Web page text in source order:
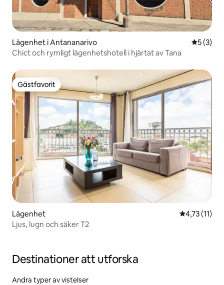
Lägenhet i Antananarivo 5 av 5 i
5 (3)
Chict och rymligt lägenhetshotell i hjärtat av Tana
Gästfavorit
Gästfavorit
Lägenhet 4,73 av 5 i
4,73 (11)
Ljus, lugn och säker T2
Destinationer att utforska
Andra typer av vistelser